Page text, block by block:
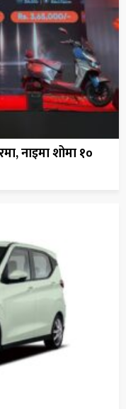
नाइमा शोमा १०